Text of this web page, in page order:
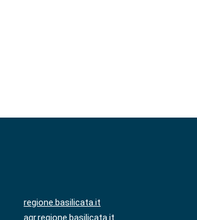
regione.basilicata.it
agr.regione.basilicata.it